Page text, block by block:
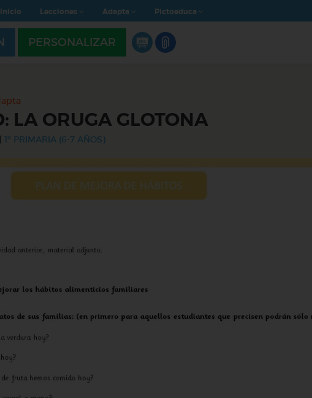
Inicio Lecciones Adapta Pictoeduca
PERSONALIZAR
LA ORUGA GLOTONA
1º PRIMARIA (6-7 AÑOS)